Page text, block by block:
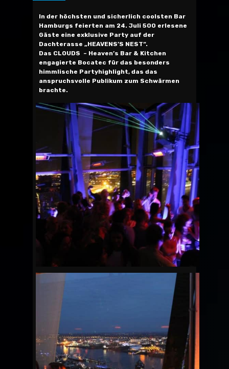
In der höchsten und sicherlich coolsten Bar
Hamburgs feierten am 24. Juli 500 erlesene
Gäste eine exklusive Party auf der
Dachterasse „HEAVENS’S NEST“.
Das CLOUDS – Heaven’s Bar & Kitchen
engagierte Bocatec für das besonders
himmlische Partyhighlight, das das
anspruchsvolle Publikum zum Schwärmen
brachte.